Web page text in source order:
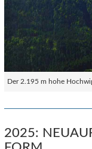
Der 2.195 m hohe
2025: